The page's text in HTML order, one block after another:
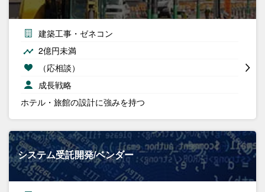
建築工事・ゼネコン
2億円未満
（応相談）
成長戦略
ホテル・旅館の設計に強みを持つ
システム受託開発/ベンダー